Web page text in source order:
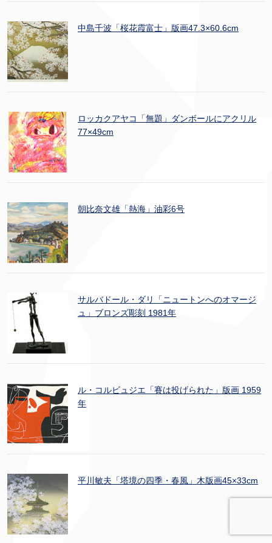
中島千波「桜花霞富士」版画47.3×60.6cm
ロッカクアヤコ「無題」ダンボールにアクリル
77×49cm
朝比奈文雄「熱海」油彩6号
サルバドール・ダリ「ニュートンへのオマージ
ュ」ブロンズ彫刻 1981年
ル・コルビュジエ「賽は投げられた」版画 1959
年
平川敏夫「塔境の四季・春風」木版画45×33cm